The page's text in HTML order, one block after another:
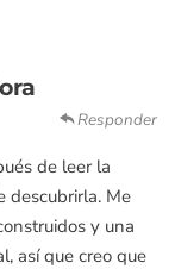
Responder
de leer la
descubrirla. Me
y una
así que creo que